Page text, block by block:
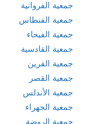
جمعية الفروانية
جمعية الفنطاس
جمعية الفيحاء
جمعية القادسية
جمعية القرين
جمعية القصر
جمعية الأندلس
جمعية الجهراء
جمعية الروضة